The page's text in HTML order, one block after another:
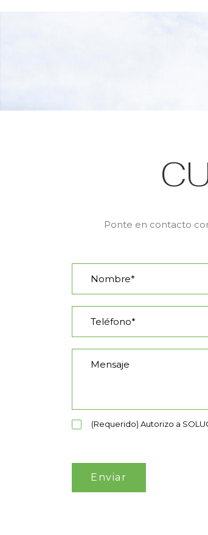
Ponte en contacto
(Requerido) Autorizo a